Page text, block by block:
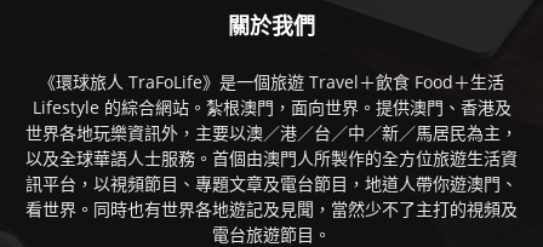
關於我們
《環球旅人 TraFoLife》是一個旅遊 Travel＋飲食 Food＋生活
Lifestyle 的綜合網站。紮根澳門，面向世界。提供澳門、香港及
世界各地玩樂資訊外，主要以澳／港／台／中／新／馬居民為主，
以及全球華語人士服務。首個由澳門人所製作的全方位旅遊生活資
訊平台，以視頻節目、專題文章及電台節目，地道人帶你遊澳門、
看世界。同時也有世界各地遊記及見聞，當然少不了主打的視頻及
電台旅遊節目。